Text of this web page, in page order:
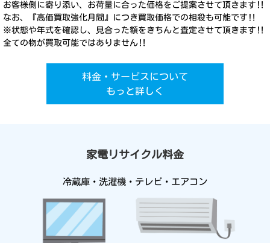
お客様側に寄り添い、お荷量に合った価格をご提案させて頂きます‼︎
なお、『高価買取強化月間』につき買取価格での相殺も可能です‼︎
※状態や年式を確認し、見合った額をきちんと査定させて頂きます‼︎
全ての物が買取可能ではありません‼︎
料金・サービスについて
もっと詳しく
家電リサイクル料金
冷蔵庫・洗濯機・テレビ・エアコン